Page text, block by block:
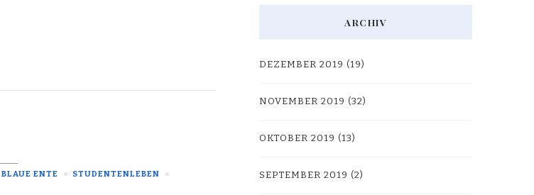
BLAUE ENTE
STUDENTENLEBEN
ARCHIV
DEZEMBER 2019 (19)
NOVEMBER 2019 (32)
OKTOBER 2019 (13)
SEPTEMBER 2019 (2)